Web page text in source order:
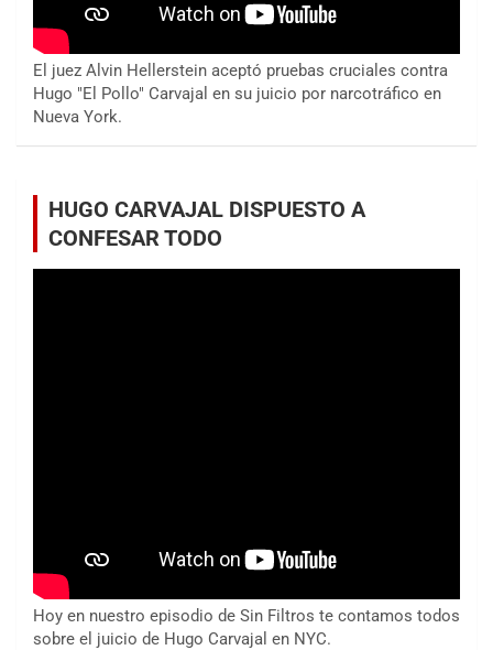
El juez Alvin Hellerstein aceptó pruebas cruciales contra
Hugo "El Pollo" Carvajal en su juicio por narcotráfico en
Nueva York.
HUGO CARVAJAL DISPUESTO A
CONFESAR TODO
Hoy en nuestro episodio de Sin Filtros te contamos todos
sobre el juicio de Hugo Carvajal en NYC.